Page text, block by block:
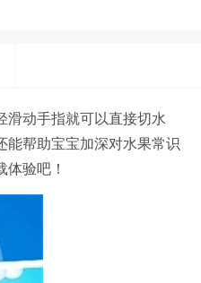
滑动手指就可以直接切水
能帮助宝宝加深对水果常识
验吧！